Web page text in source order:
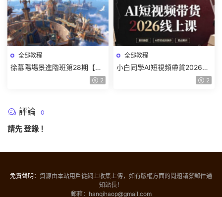
全部教程
徐慕陽場景進階班第28期【畫
2
全部教程
小白同學AI短視頻帶貨2026線
2
評論 0
請先登錄 ！
免責聲明： 資源由本站用戶從網上收集上傳，如有版權方面的問題請發郵件通
知站長！
郵箱：hanqihaop@gmail.com